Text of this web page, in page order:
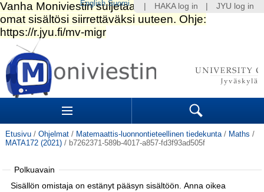
Siirry
sisältöön.
|
Siirry
navigointiin
Sections Search
Etusivu / Ohjelmat / Matemaattis-luonnontieteellinen tiedekunta / Maths /
MATA172 (2021) / b7262371-589b-4017-a857-fd3f93ad505f
Polkuavain
Sisällön omistaja on estänyt pääsyn sisältöön. Anna oikea
HAKA log in JYU log in
English Suomi